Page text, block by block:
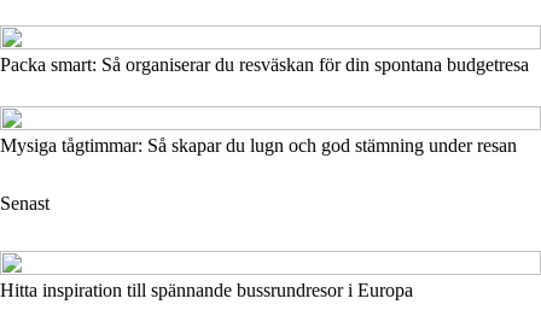
Packa smart: Så organiserar du resväskan för din spontana budgetresa
Mysiga tågtimmar: Så skapar du lugn och god stämning under resan
Senast
Hitta inspiration till spännande bussrundresor i Europa